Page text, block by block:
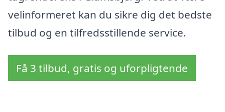
velinformeret kan du sikre dig det bedste
tilbud og en tilfredsstillende service.
Få 3 tilbud, gratis og uforpligtende